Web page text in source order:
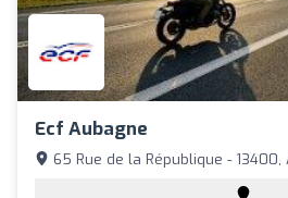
Ecf Aubagne
65 Rue de la République - 13400,